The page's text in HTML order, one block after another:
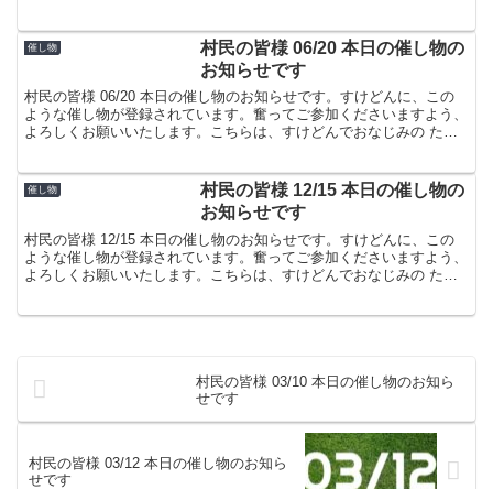
催し物
村民の皆様 06/20 本日の催し物の
お知らせです
村民の皆様 06/20 本日の催し物のお知らせです。すけどんに、この
ような催し物が登録されています。奮ってご参加くださいますよう、
よろしくお願いいたします。こちらは、すけどんでおなじみの たま
催し物
村民の皆様 12/15 本日の催し物の
お知らせです
村民の皆様 12/15 本日の催し物のお知らせです。すけどんに、この
ような催し物が登録されています。奮ってご参加くださいますよう、
よろしくお願いいたします。こちらは、すけどんでおなじみの たま
村民の皆様 03/10 本日の催し物のお知ら
せです
村民の皆様 03/12 本日の催し物のお知ら
せです